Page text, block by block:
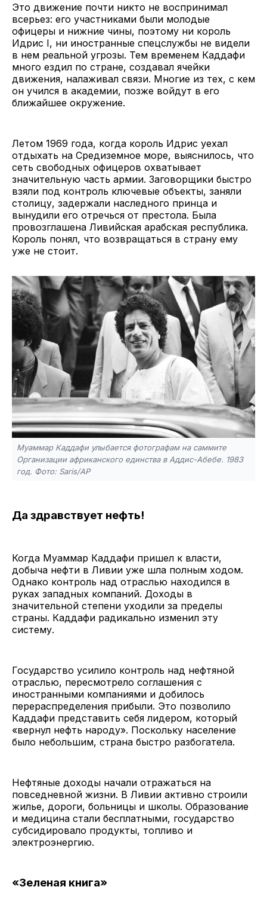
Это движение почти никто не воспринимал
всерьез: его участниками были молодые
офицеры и нижние чины, поэтому ни король
Идрис I, ни иностранные спецслужбы не видели
в нем реальной угрозы. Тем временем Каддафи
много ездил по стране, создавал ячейки
движения, налаживал связи. Многие из тех, с кем
он учился в академии, позже войдут в его
ближайшее окружение.
Летом 1969 года, когда король Идрис уехал
отдыхать на Средиземное море, выяснилось, что
сеть свободных офицеров охватывает
значительную часть армии. Заговорщики быстро
взяли под контроль ключевые объекты, заняли
столицу, задержали наследного принца и
вынудили его отречься от престола. Была
провозглашена Ливийская арабская республика.
Король понял, что возвращаться в страну ему
уже не стоит.
Муаммар Каддафи улыбается фотографам на саммите
Организации африканского единства в Аддис-Абебе. 1983
год. Фото: Saris/AP
Да здравствует нефть!
Когда Муаммар Каддафи пришел к власти,
добыча нефти в Ливии уже шла полным ходом.
Однако контроль над отраслью находился в
руках западных компаний. Доходы в
значительной степени уходили за пределы
страны. Каддафи радикально изменил эту
систему.
Государство усилило контроль над нефтяной
отраслью, пересмотрело соглашения с
иностранными компаниями и добилось
перераспределения прибыли. Это позволило
Каддафи представить себя лидером, который
«вернул нефть народу». Поскольку население
было небольшим, страна быстро разбогатела.
Нефтяные доходы начали отражаться на
повседневной жизни. В Ливии активно строили
жилье, дороги, больницы и школы. Образование
и медицина стали бесплатными, государство
субсидировало продукты, топливо и
электроэнергию.
«Зеленая книга»